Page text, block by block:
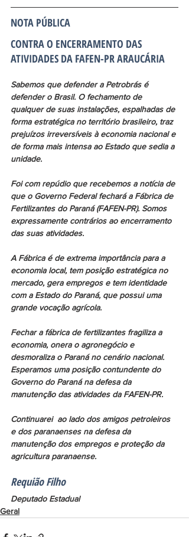
NOTA PÚBLICA
CONTRA O ENCERRAMENTO DAS
ATIVIDADES DA FAFEN-PR ARAUCÁRIA
Sabemos que defender a Petrobrás é
defender o Brasil. O fechamento de
qualquer de suas instalações, espalhadas de
forma estratégica no território brasileiro, traz
prejuízos irreversíveis à economia nacional e
de forma mais intensa ao Estado que sedia a
unidade.
Foi com repúdio que recebemos a notícia de
que o Governo Federal fechará a Fábrica de
Fertilizantes do Paraná (FAFEN-PR). Somos
expressamente contrários ao encerramento
das suas atividades.
A Fábrica é de extrema importância para a
economia local, tem posição estratégica no
mercado, gera empregos e tem identidade
com a Estado do Paraná, que possui uma
grande vocação agrícola.
Fechar a fábrica de fertilizantes fragiliza a
economia, onera o agronegócio e
desmoraliza o Paraná no cenário nacional.
Esperamos uma posição contundente do
Governo do Paraná na defesa da
manutenção das atividades da FAFEN-PR.
Continuarei  ao lado dos amigos petroleiros
e dos paranaenses na defesa da
manutenção dos empregos e proteção da
agricultura paranaense.
Requião Filho
Deputado Estadual
Geral